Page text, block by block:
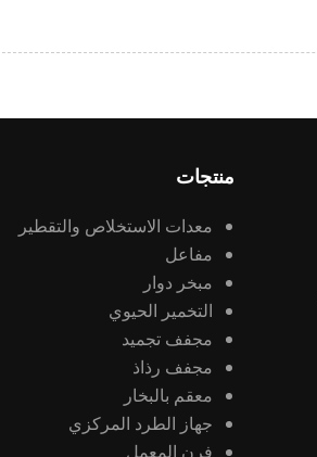
منتجات
معدات الاستخلاص والتقطير
مفاعل
مبخر دوار
التخمير الحيوي
مجفف تجميد
مجفف رذاذ
معقم بالبخار
جهاز الطرد المركزي